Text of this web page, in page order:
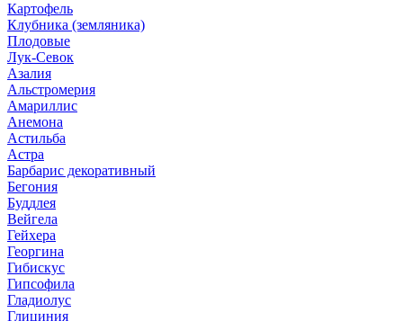
Картофель
Клубника (земляника)
Плодовые
Лук-Севок
Азалия
Альстромерия
Амариллис
Анемона
Астильба
Астра
Барбарис декоративный
Бегония
Буддлея
Вейгела
Гейхера
Георгина
Гибискус
Гипсофила
Гладиолус
Глициния